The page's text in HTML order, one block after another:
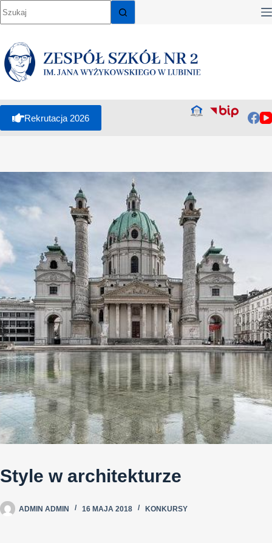
Rekrutacja 2026
Style w architekturze
ADMIN ADMIN 16 MAJA 2018 KONKURSY